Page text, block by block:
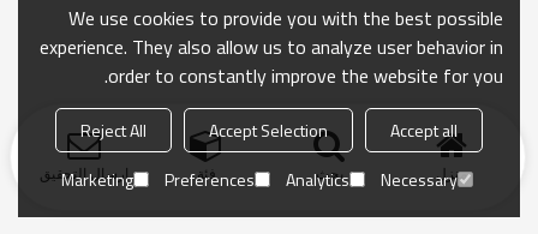
منزل بحث فئة ارسال التحقيق
We use cookies to provide you with the best possible
experience. They also allow us to analyze user behavior in
order to constantly improve the website for you.
Accept all
Accept Selection
Reject All
Necessary
Analytics
Preferences
Marketing